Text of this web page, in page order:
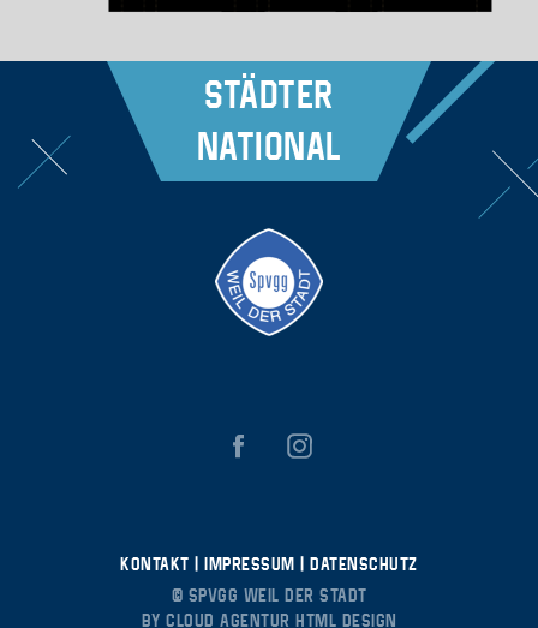
Städter
National
Kontakt|Impressum|Datenschutz
© Spvgg Weil der Stadt
by Cloud Agentur HTML Design